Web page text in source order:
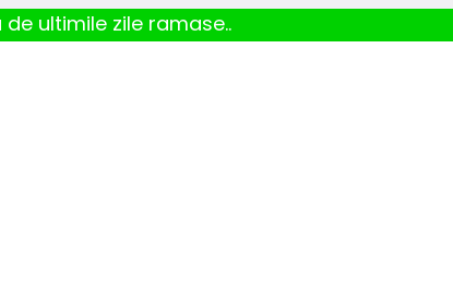
ultimile zile ramase..